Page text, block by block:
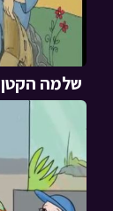
שלמה הקטן